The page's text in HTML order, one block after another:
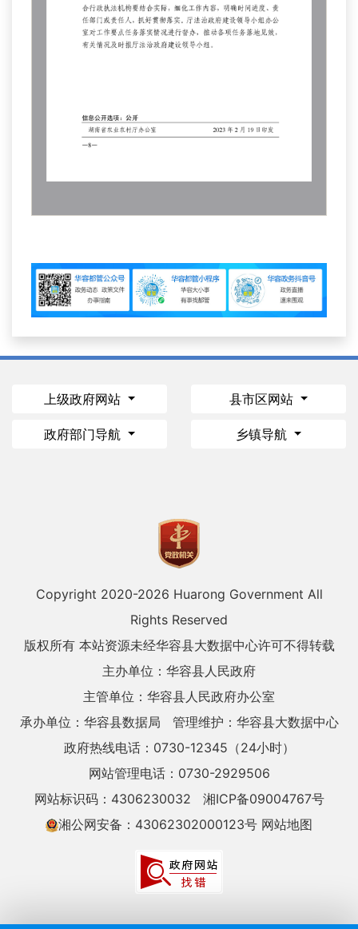
上级政府网站 县市区网站
政府部门导航 乡镇导航
Copyright 2020-2026 Huarong Government All
Rights Reserved
版权所有 本站资源未经华容县大数据中心许可不得转载
主办单位：华容县人民政府
主管单位：华容县人民政府办公室
承办单位：华容县数据局
管理维护：华容县大数据中心
政府热线电话：0730-12345（24小时）
网站管理电话：0730-2929506
网站标识码：4306230032
湘ICP备09004767号
湘公网安备：43062302000123号 网站地图